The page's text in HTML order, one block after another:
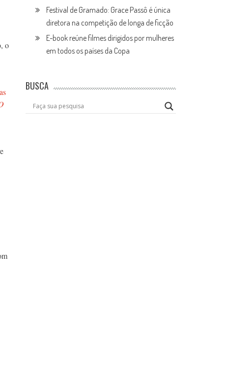
o
Festival de Gramado: Grace Passô é única
diretora na competição de longa de ficção
E-book reúne filmes dirigidos por mulheres
em todos os países da Copa
BUSCA